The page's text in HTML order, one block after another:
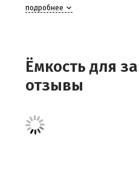
подробнее
Ёмкость для
отзывы